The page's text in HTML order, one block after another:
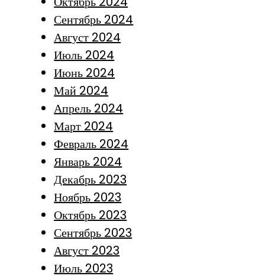
Сентябрь 2024
Август 2024
Июль 2024
Июнь 2024
Май 2024
Апрель 2024
Март 2024
Февраль 2024
Январь 2024
Декабрь 2023
Ноябрь 2023
Октябрь 2023
Сентябрь 2023
Август 2023
Июль 2023